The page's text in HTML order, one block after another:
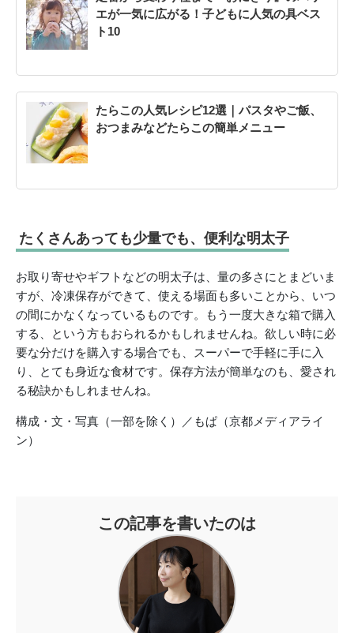
エが一気に広がる！子どもに人気の具ベス
ト10
たらこの人気レシピ12選｜パスタやご飯、
おつまみなどたらこの簡単メニュー
たくさんあっても少量でも、便利な明太子
お取り寄せやギフトなどの明太子は、量の多さにとまどいま
すが、冷凍保存ができて、使える場面も多いことから、いつ
の間にかなくなっているものです。もう一度大きな箱で購入
する、という方もおられるかもしれませんね。欲しい時に必
要な分だけを購入する場合でも、スーパーで手軽に手に入
り、とても身近な食材です。保存方法が簡単なのも、愛され
る秘訣かもしれませんね。
構成・文・写真（一部を除く）／もぱ（京都メディアライ
ン）
この記事を書いたのは